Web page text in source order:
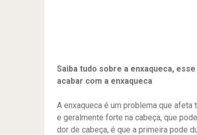
Saiba tudo sobre a enxaqueca,
acabar com a enxaqueca
A enxaqueca é um problema que
e geralmente forte na cabeça, que
dor de cabeça, é que a primeira pode